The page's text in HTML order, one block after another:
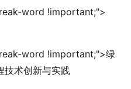
word !important;">
word !important;">绿
技术创新与实践